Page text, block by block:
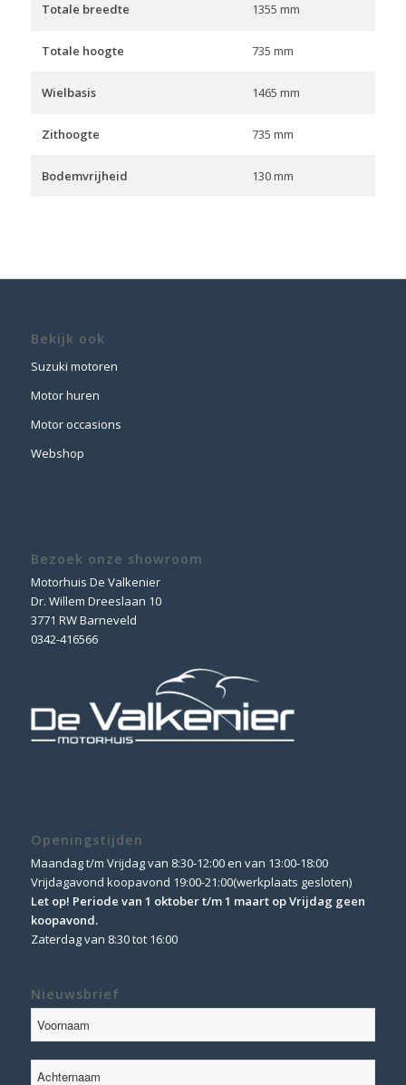
Totale breedte 1355 mm
Totale hoogte 735 mm
Wielbasis 1465 mm
Zithoogte 735 mm
Bodemvrijheid 130 mm
Bekijk ook
Suzuki motoren
Motor huren
Motor occasions
Webshop
Bezoek onze showroom
Motorhuis De Valkenier
Dr. Willem Dreeslaan 10
3771 RW Barneveld
0342-416566
Openingstijden
Maandag t/m Vrijdag van 8:30-12:00 en van 13:00-18:00
Vrijdagavond koopavond 19:00-21:00(werkplaats gesloten)
Let op! Periode van 1 oktober t/m 1 maart op Vrijdag geen
koopavond.
Zaterdag van 8:30 tot 16:00
Nieuwsbrief